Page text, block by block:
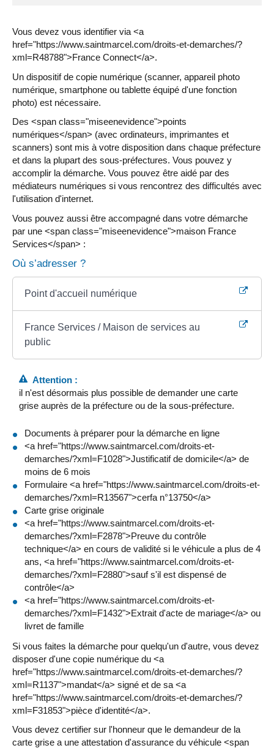
Vous devez vous identifier via <a
href="https://www.saintmarcel.com/droits-et-demarches/?
xml=R48788">France Connect</a>.
Un dispositif de copie numérique (scanner, appareil photo
numérique, smartphone ou tablette équipé d'une fonction
photo) est nécessaire.
Des <span class="miseenevidence">points
numériques</span> (avec ordinateurs, imprimantes et
scanners) sont mis à votre disposition dans chaque préfecture
et dans la plupart des sous-préfectures. Vous pouvez y
accomplir la démarche. Vous pouvez être aidé par des
médiateurs numériques si vous rencontrez des difficultés avec
l'utilisation d'internet.
Vous pouvez aussi être accompagné dans votre démarche
par une <span class="miseenevidence">maison France
Services</span> :
Où s’adresser ?
Point d'accueil numérique
France Services / Maison de services au
public
Attention :
il n'est désormais plus possible de demander une carte
grise auprès de la préfecture ou de la sous-préfecture.
Documents à préparer pour la démarche en ligne
<a href="https://www.saintmarcel.com/droits-et-
demarches/?xml=F1028">Justificatif de domicile</a> de
moins de 6 mois
Formulaire <a href="https://www.saintmarcel.com/droits-et-
demarches/?xml=R13567">cerfa n°13750</a>
Carte grise originale
<a href="https://www.saintmarcel.com/droits-et-
demarches/?xml=F2878">Preuve du contrôle
technique</a> en cours de validité si le véhicule a plus de 4
ans, <a href="https://www.saintmarcel.com/droits-et-
demarches/?xml=F2880">sauf s'il est dispensé de
contrôle</a>
<a href="https://www.saintmarcel.com/droits-et-
demarches/?xml=F1432">Extrait d'acte de mariage</a> ou
livret de famille
Si vous faites la démarche pour quelqu'un d'autre, vous devez
disposer d'une copie numérique du <a
href="https://www.saintmarcel.com/droits-et-demarches/?
xml=R1137">mandat</a> signé et de sa <a
href="https://www.saintmarcel.com/droits-et-demarches/?
xml=F31853">pièce d'identité</a>.
Vous devez certifier sur l'honneur que le demandeur de la
carte grise a une attestation d'assurance du véhicule <span